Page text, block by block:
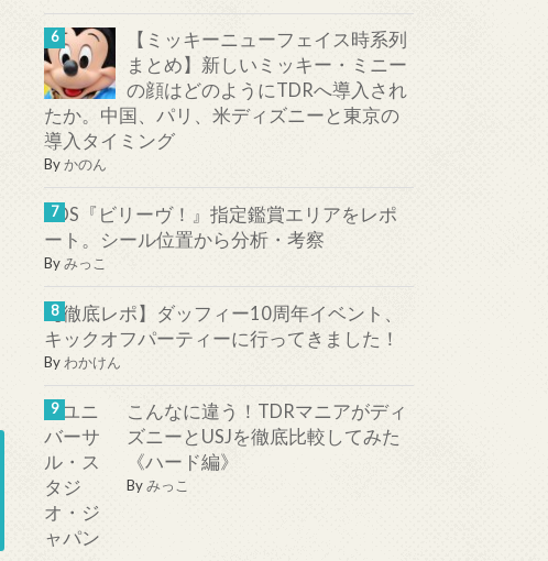
【ミッキーニューフェイス時系列
まとめ】新しいミッキー・ミニー
の顔はどのようにTDRへ導入され
たか。中国、パリ、米ディズニーと東京の
導入タイミング
Byかのん
TDS『ビリーヴ！』指定鑑賞エリアをレポ
ート。シール位置から分析・考察
Byみっこ
【徹底レポ】ダッフィー10周年イベント、
キックオフパーティーに行ってきました！
By わかけん
こんなに違う！TDRマニアがディ
ズニーとUSJを徹底比較してみた
《ハード編》
Byみっこ